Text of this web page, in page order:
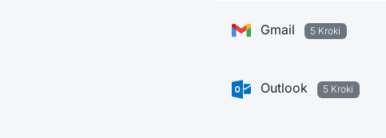
Gmail 5 Kroki
Outlook 5 Kroki